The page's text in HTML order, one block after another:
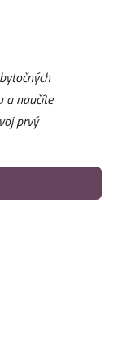
a naučíte
prvý